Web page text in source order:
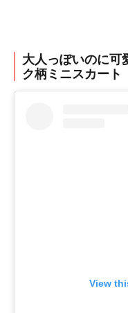
大人っぽいのに
ク柄ミニスカート
View